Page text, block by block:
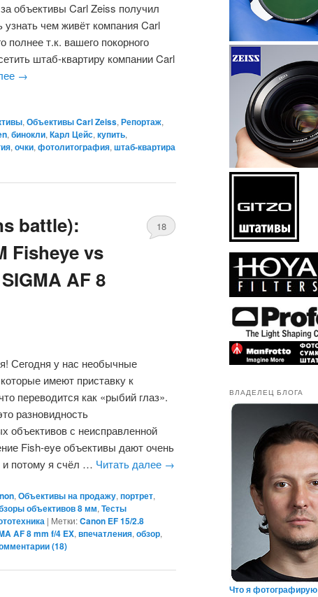
объективы Carl Zeiss получил
узнать чем живёт компания Carl
полнее т.к. вашего покорного
штаб-квартиру компании Carl
→
, Объективы Carl Zeiss, Репортаж,
, бинокли, Карл Цейс, купить,
, очки, фотолитография, штаб-квартира
battle):
Fisheye vs
AF 8
18
Сегодня у нас необычные
имеют приставку к
переводится как «рыбий глаз».
разновидность
объективов с неисправленной
Fish-eye объективы дают очень
и потому я счёл … Читать далее →
, Объективы на продажу, портрет,
объективов 8 мм, Тесты
| Метки:Canon EF 15/2.8
AF 8 mm f/4 EX, впечатления, обзор,
(18)
ВЛАДЕЛЕЦ БЛОГА
Что я фотографирую